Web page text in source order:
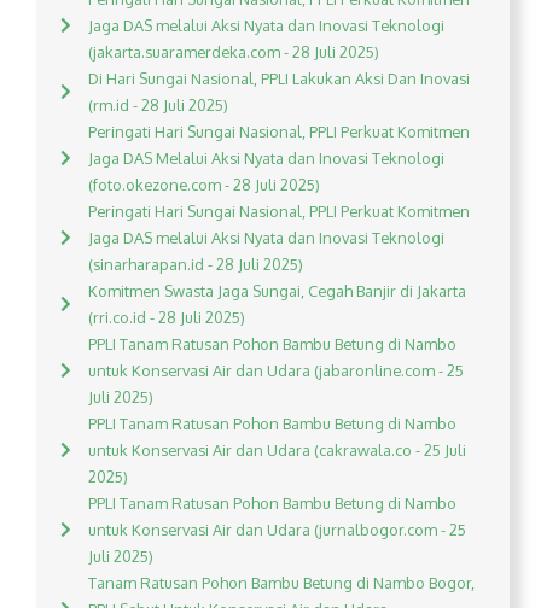
Jaga DAS melalui Aksi Nyata dan Inovasi Teknologi
(jakarta.suaramerdeka.com - 28 Juli 2025)
Di Hari Sungai Nasional, PPLI Lakukan Aksi Dan Inovasi
(rm.id - 28 Juli 2025)
Peringati Hari Sungai Nasional, PPLI Perkuat Komitmen
Jaga DAS Melalui Aksi Nyata dan Inovasi Teknologi
(foto.okezone.com - 28 Juli 2025)
Peringati Hari Sungai Nasional, PPLI Perkuat Komitmen
Jaga DAS melalui Aksi Nyata dan Inovasi Teknologi
(sinarharapan.id - 28 Juli 2025)
Komitmen Swasta Jaga Sungai, Cegah Banjir di Jakarta
(rri.co.id - 28 Juli 2025)
PPLI Tanam Ratusan Pohon Bambu Betung di Nambo
untuk Konservasi Air dan Udara (jabaronline.com - 25
Juli 2025)
PPLI Tanam Ratusan Pohon Bambu Betung di Nambo
untuk Konservasi Air dan Udara (cakrawala.co - 25 Juli
2025)
PPLI Tanam Ratusan Pohon Bambu Betung di Nambo
untuk Konservasi Air dan Udara (jurnalbogor.com - 25
Juli 2025)
Tanam Ratusan Pohon Bambu Betung di Nambo Bogor,